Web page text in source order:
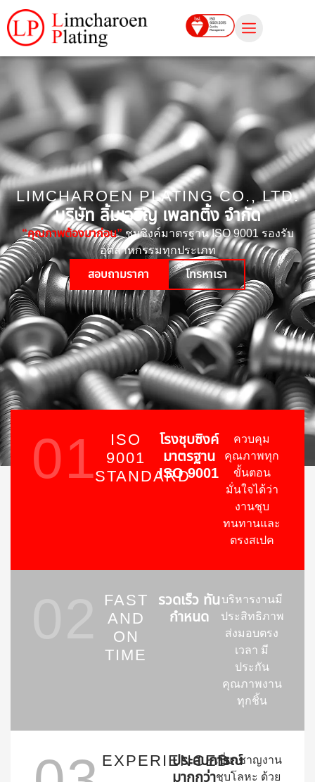
LIMCHAROEN PLATING CO., LTD.
บริษัท ลิ้มเจริญ เพลทติ้ง จำกัด
“คุณภาพต้องมาก่อน”ชุบซิงค์มาตรฐาน ISO 9001 รองรับ
อุตสาหกรรมทุกประเภท
สอบถามราคา
โทรหาเรา
01
ISO
9001
STANDARD
โรงชุบซิงค์
มาตรฐาน
ISO 9001
ควบคุม
คุณภาพทุก
ขั้นตอน
มั่นใจได้ว่า
งานชุบ
ทนทานและ
ตรงสเปค
FAST
AND
ON
TIME
รวดเร็ว ทัน
กำหนด
บริหารงานมี
ประสิทธิภาพ
ส่งมอบตรง
เวลา มี
ประกัน
คุณภาพงาน
ทุกชิ้น
EXPERIENCED
ประสบการณ์
มากกว่า
เชี่ยวชาญงาน
ชุบโลหะ ด้วย